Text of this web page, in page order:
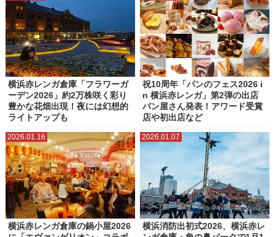
横浜赤レンガ倉庫「フラワーガ
ーデン2026」約2万株咲く彩り
豊かな花畑出現！夜には幻想的
ライトアップも
祝10周年「パンのフェス2026 i
n 横浜赤レンガ」第2弾の出店
パン屋さん発表！アワード受賞
店や初出店など
2026.01.16
横浜赤レンガ倉庫の鍋小屋2026
2026.01.07
横浜消防出初式2026、横浜赤レ